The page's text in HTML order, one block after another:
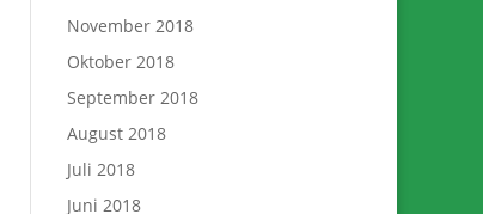
November 2018
Oktober 2018
September 2018
August 2018
Juli 2018
Juni 2018